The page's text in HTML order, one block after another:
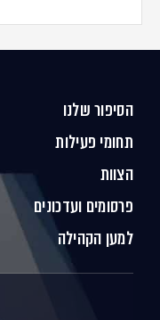
הסיפור שלנו
תחומי פעילות
הצוות
פרסומים ועדכונים
למען הקהילה